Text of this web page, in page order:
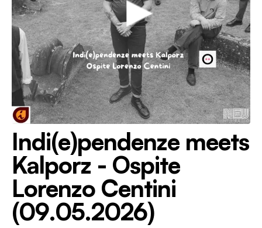
Indi(e)pendenze meets
Kalporz - Ospite
Lorenzo Centini
(09.05.2026)